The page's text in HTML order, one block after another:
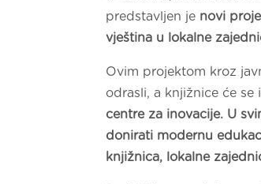
predstavljen je novi
vještina u lokalne
Ovim projektom kroz
odrasli, a knjižnice će
centre za inovacije. U
donirati modernu
knjižnica, lokalne